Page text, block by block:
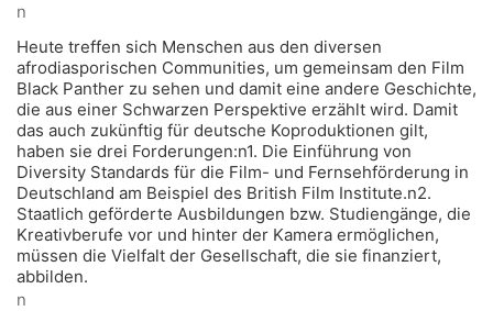
n
Heute treffen sich Menschen aus den diversen
afrodiasporischen Communities, um gemeinsam den Film
Black Panther zu sehen und damit eine andere Geschichte,
die aus einer Schwarzen Perspektive erzählt wird. Damit
das auch zukünftig für deutsche Koproduktionen gilt,
haben sie drei Forderungen:n1. Die Einführung von
Diversity Standards für die Film- und Fernsehförderung in
Deutschland am Beispiel des British Film Institute.n2.
Staatlich geförderte Ausbildungen bzw. Studiengänge, die
Kreativberufe vor und hinter der Kamera ermöglichen,
müssen die Vielfalt der Gesellschaft, die sie finanziert,
abbilden.
n